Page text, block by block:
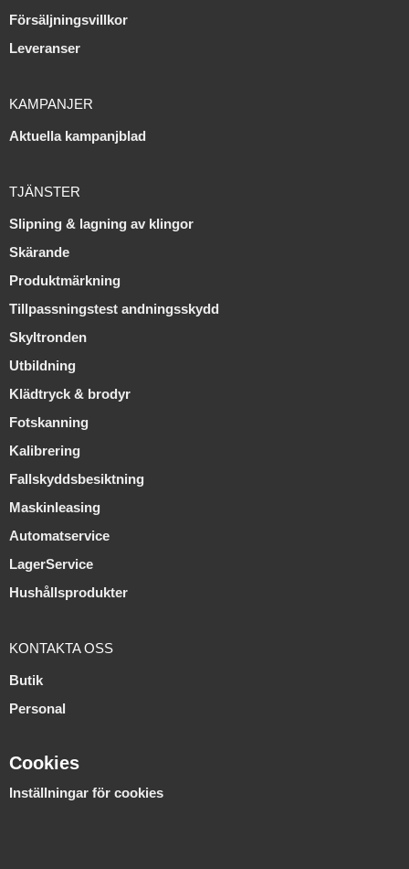
Försäljningsvillkor
Leveranser
KAMPANJER
Aktuella kampanjblad
TJÄNSTER
Slipning & lagning av klingor
Skärande
Produktmärkning
Tillpassningstest andningsskydd
Skyltronden
Utbildning
Klädtryck & brodyr
Fotskanning
Kalibrering
Fallskyddsbesiktning
Maskinleasing
Automatservice
LagerService
Hushållsprodukter
KONTAKTA OSS
Butik
Personal
Cookies
Inställningar för cookies